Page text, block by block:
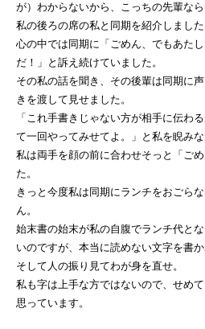
が）わからないから、こっちの先輩な
私の後ろの席の私と同期を紹介しました
心の中では同期に「ごめん、でもあた
だ！」と訴え続けていました。
その私の話を聞き、その後輩は同期に
きを渡して見せました。
「これ手書きじゃない方が相手に伝わ
て一回やってみせてよ。」と私を睨みな
私は両手を顔の前に合わせそっと「ご
た。
きっと今度私は同期にランチをおごら
ん。
始末書の始末が私の自腹でランチ代と
いのですが、本当に読めない文字を書か
そして人の振り見てわが身を直せ。
私も字は上手な方ではないので、せめ
思っています。